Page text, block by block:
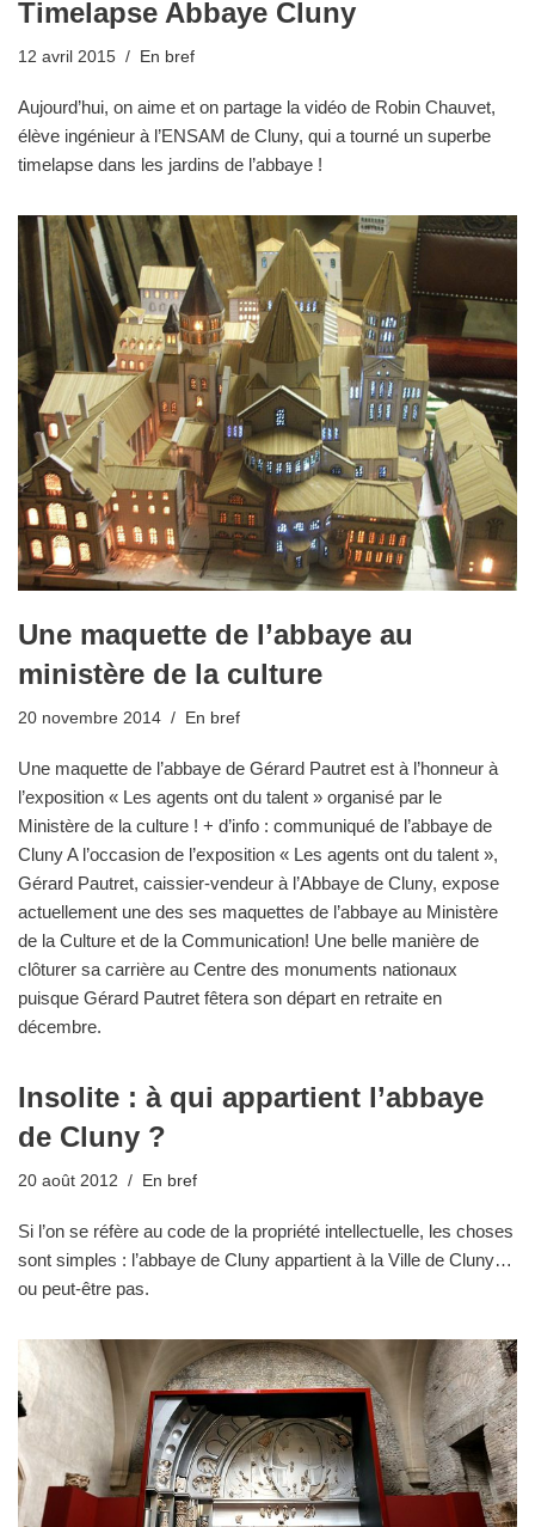
Timelapse Abbaye Cluny
12 avril 2015 En bref
Aujourd’hui, on aime et on partage la vidéo de Robin Chauvet,
élève ingénieur à l’ENSAM de Cluny, qui a tourné un superbe
timelapse dans les jardins de l’abbaye !
Une maquette de l’abbaye au
ministère de la culture
20 novembre 2014 En bref
Une maquette de l’abbaye de Gérard Pautret est à l’honneur à
l’exposition « Les agents ont du talent » organisé par le
Ministère de la culture ! + d’info : communiqué de l’abbaye de
Cluny A l’occasion de l’exposition « Les agents ont du talent »,
Gérard Pautret, caissier-vendeur à l’Abbaye de Cluny, expose
actuellement une des ses maquettes de l’abbaye au Ministère
de la Culture et de la Communication! Une belle manière de
clôturer sa carrière au Centre des monuments nationaux
puisque Gérard Pautret fêtera son départ en retraite en
décembre.
Insolite : à qui appartient l’abbaye
de Cluny ?
20 août 2012 En bref
Si l’on se réfère au code de la propriété intellectuelle, les choses
sont simples : l’abbaye de Cluny appartient à la Ville de Cluny…
ou peut-être pas.